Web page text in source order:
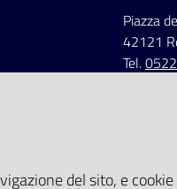
Piazza
42121
Tel.
del sito, e